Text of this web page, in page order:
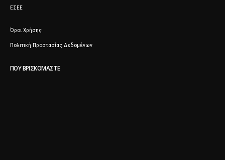
ΕΣΕΕ
Όροι Χρήσης
Πολιτική Προστασίας Δεδομένων
ΠΟΥ ΒΡΙΣΚΌΜΑΣΤΕ